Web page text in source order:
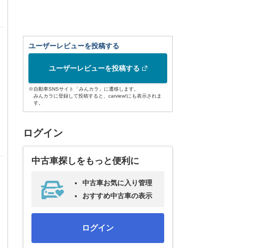
ユーザーレビューを投稿する
ユーザーレビューを投稿する
※自動車SNSサイト「みんカラ」に遷移します。
みんカラに登録して投稿すると、carview!にも表示されま
す。
ログイン
中古車探しをもっと便利に
中古車お気に入り管理
おすすめ中古車の表示
ログイン